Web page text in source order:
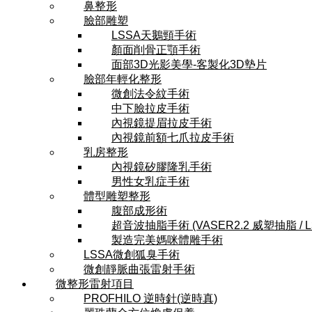
鼻整形
臉部雕塑
LSSA天鵝頸手術
顏面削骨正顎手術
面部3D光影美學-客製化3D墊片
臉部年輕化整形
微創法令紋手術
中下臉拉皮手術
內視鏡提眉拉皮手術
內視鏡前額七爪拉皮手術
乳房整形
內視鏡矽膠隆乳手術
男性女乳症手術
體型雕塑整形
腹部成形術
超音波抽脂手術 (VASER2.2 威塑抽脂 /
製造完美媽咪體雕手術
LSSA微創狐臭手術
微創靜脈曲張雷射手術
微整形雷射項目
PROFHILO 逆時針(逆時真)